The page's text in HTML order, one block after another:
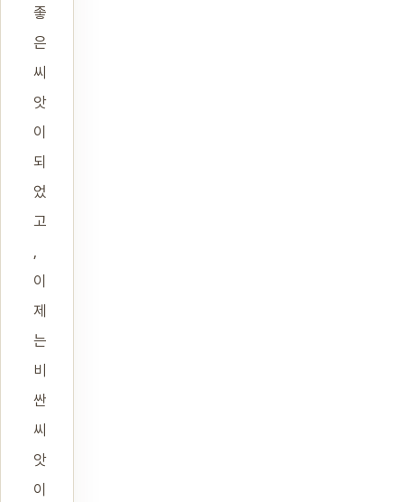
좋
은
씨
앗
이
되
었
고
이
제
는
비
싼
씨
앗
이